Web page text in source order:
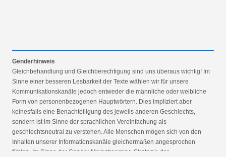
Genderhinweis
Gleichbehandlung und Gleichberechtigung sind uns überaus wichtig! Im
Sinne einer besseren Lesbarkeit der Texte wählen wir für unsere
Kommunikationskanäle jedoch entweder die männliche oder weibliche
Form von personenbezogenen Hauptwörtern. Dies impliziert aber
keinesfalls eine Benachteiligung des jeweils anderen Geschlechts,
sondern ist im Sinne der sprachlichen Vereinfachung als
geschlechtsneutral zu verstehen. Alle Menschen mögen sich von den
Inhalten unserer Informationskanäle gleichermaßen angesprochen
fühlen. Im Sinne der Gender Mainstreaming-Strategie der